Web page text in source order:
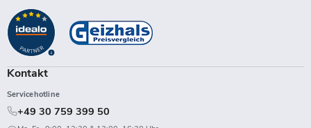
auf
Facebook
auf
Instagram
auf
LinkedIn
auf
TikTokTwitch
Kontakt
Servicehotline
+49 30 759 399 50